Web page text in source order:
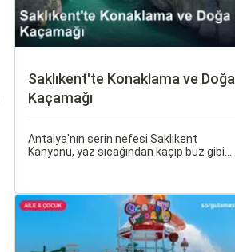
Saklıkent'te Konaklama ve Doğa
Kaçamağı
Antalya'nın serin nefesi Saklıkent
Kanyonu, yaz sıcağından kaçıp buz gibi
kaya duvarları arasından akan dağ suyu,
gölgeli yürüyüş patikaları ve adrenalin
dolu aktiviteleriyle tam bir doğa kaçamağı